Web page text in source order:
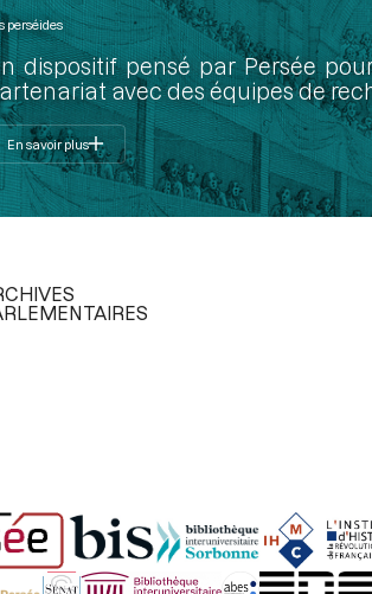
perséides
dispositif pensé par Persée
avec des équipes de
En savoir plus